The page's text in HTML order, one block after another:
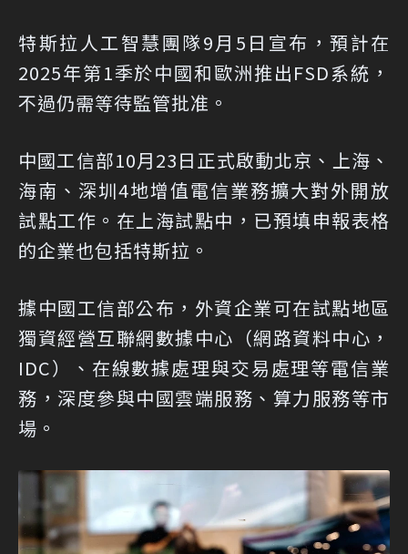
特斯拉人工智慧團隊9月5日宣布，預計在
2025年第1季於中國和歐洲推出FSD系統，
不過仍需等待監管批准。
中國工信部10月23日正式啟動北京、上海、
海南、深圳4地增值電信業務擴大對外開放
試點工作。在上海試點中，已預填申報表格
的企業也包括特斯拉。
據中國工信部公布，外資企業可在試點地區
獨資經營互聯網數據中心（網路資料中心，
IDC）、在線數據處理與交易處理等電信業
務，深度參與中國雲端服務、算力服務等市
場。